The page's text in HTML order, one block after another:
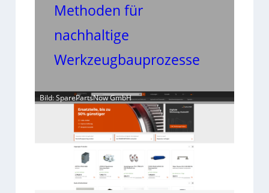
Methoden für
nachhaltige
Werkzeugbauprozesse
Bild: SparePartsNow GmbH